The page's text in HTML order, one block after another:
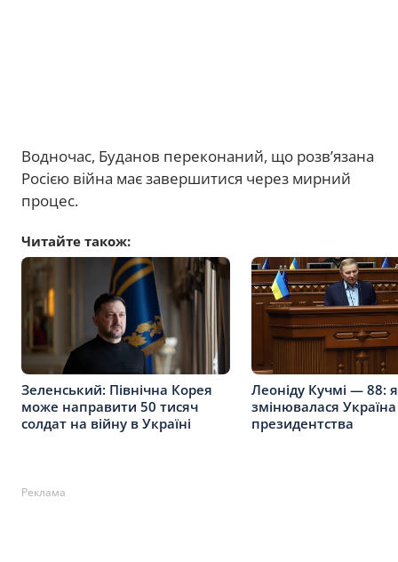
Водночас, Буданов переконаний, що розв’язана
Росією війна має завершитися через мирний
процес.
Читайте також:
Зеленський: Північна Корея
може направити 50 тисяч
солдат на війну в Україні
Леоніду Кучмі — 88:
змінювалася
президентства
Реклама